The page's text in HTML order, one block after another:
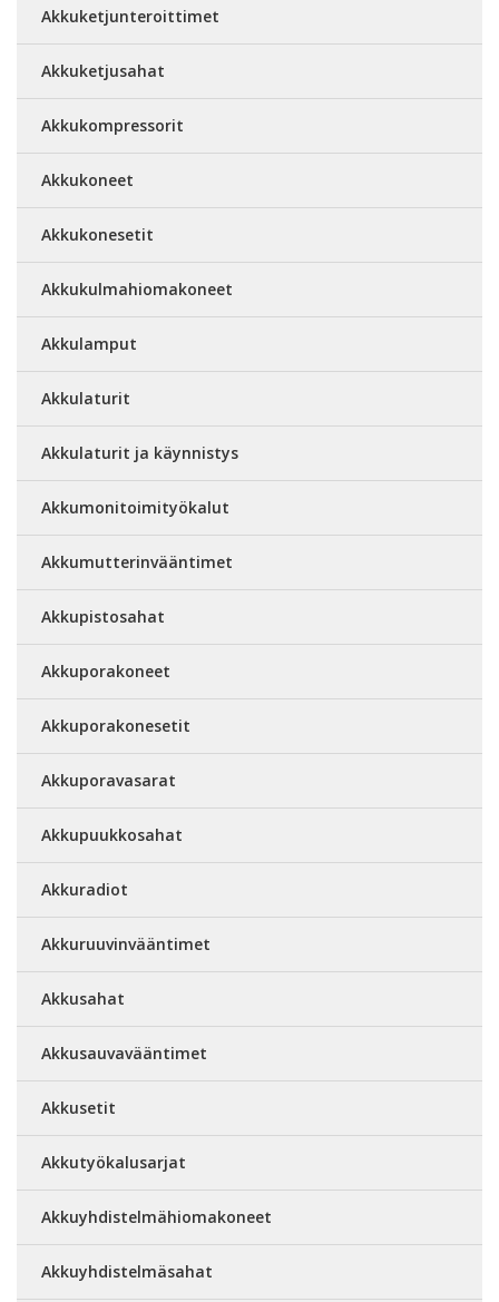
Akkuketjunteroittimet
Akkuketjusahat
Akkukompressorit
Akkukoneet
Akkukonesetit
Akkukulmahiomakoneet
Akkulamput
Akkulaturit
Akkulaturit ja käynnistys
Akkumonitoimityökalut
Akkumutterinvääntimet
Akkupistosahat
Akkuporakoneet
Akkuporakonesetit
Akkuporavasarat
Akkupuukkosahat
Akkuradiot
Akkuruuvinvääntimet
Akkusahat
Akkusauvavääntimet
Akkusetit
Akkutyökalusarjat
Akkuyhdistelmähiomakoneet
Akkuyhdistelmäsahat